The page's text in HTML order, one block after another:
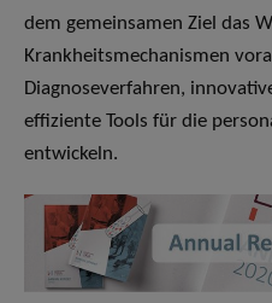
dem gemeinsamen Ziel das
Krankheitsmechanismen
Diagnoseverfahren,
effiziente Tools für die
entwickeln.